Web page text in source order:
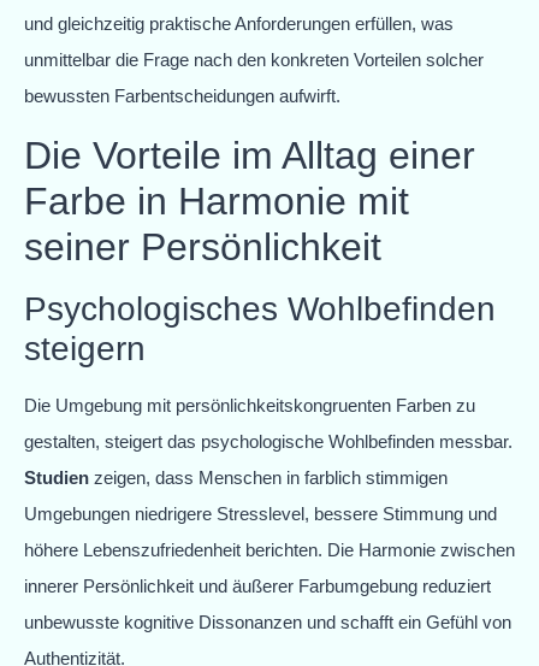
und gleichzeitig praktische Anforderungen erfüllen, was
unmittelbar die Frage nach den konkreten Vorteilen solcher
bewussten Farbentscheidungen aufwirft.
Die Vorteile im Alltag einer
Farbe in Harmonie mit
seiner Persönlichkeit
Psychologisches Wohlbefinden
steigern
Die Umgebung mit persönlichkeitskongruenten Farben zu
gestalten, steigert das psychologische Wohlbefinden messbar.
Studien zeigen, dass Menschen in farblich stimmigen
Umgebungen niedrigere Stresslevel, bessere Stimmung und
höhere Lebenszufriedenheit berichten. Die Harmonie zwischen
innerer Persönlichkeit und äußerer Farbumgebung reduziert
unbewusste kognitive Dissonanzen und schafft ein Gefühl von
Authentizität.